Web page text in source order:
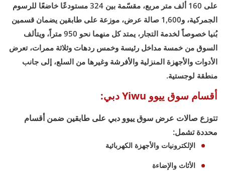
على 160 ألف متر مربع، مقسّمة بين 324 مستودعًا خاضعًا للرسوم
الجمركية، و1,600 صالة عرض، موزعة على طابقين يضمان قسمين
بُنيا خصوصاً لخدمة التجار، يمتد كل منهما نحو 950 متراً، ويتألف
السوق من خمسة مداخل رئيسة وخمس ردهات وثلاثة ممرات، تعرض
الأدوات والأجهزة المنزلية والأفرشة وغيرها من السلع، إلى جانب
منطقة لوجستية.
أقسام سوق ييوو Yiwu دبي:
تتوزع صالات عرض سوق ييوو دبي على طابقين ضمن أقسام
محددة تشمل:
الإلكترونيات والأجهزة الكهربائية
الأثاث والإضاءة